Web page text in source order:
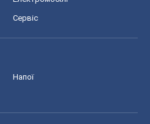
Сервіс
Напої